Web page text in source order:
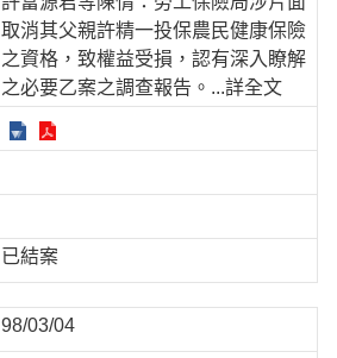
取消其父親許精一投保農民健康保險
之資格，致權益受損，認有深入瞭解
之必要乙案之調查報告。 ...詳全文
已結案
98/03/04